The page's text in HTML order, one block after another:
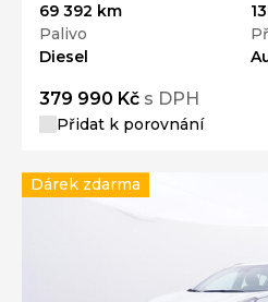
69 392 km
Palivo
Diesel
379 990 Kč s DPH
Přidat k porovnání
Dárek zdarma